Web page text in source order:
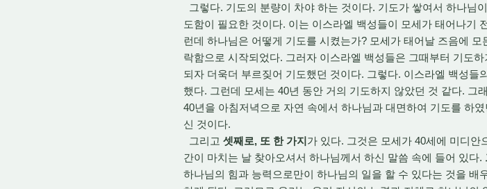
그렇다. 기도의 분량이 차야 하는 것이다. 기도가 쌓여서 하나님
도함이 필요한 것이다. 이는 이스라엘 백성들이 모세가 태어나기
런데 하나님은 어떻게 기도를 시켰는가? 모세가 태어날 즈음에
락함으로 시작되었다. 그러자 이스라엘 백성들은 그때부터 기도
되자 더욱더 부르짖어 기도했던 것이다. 그렇다. 이스라엘 백성
했다. 그런데 모세는 40년 동안 거의 기도하지 않았던 것 같다. 그
40년을 아침저녁으로 자연 속에서 하나님과 대면하여 기도를 하
신 것이다.
그리고 셋째로, 또 한 가지가 있다. 그것은 모세가 40세에 미디안
간이 마치는 날 찾아오셔서 하나님께서 하신 말씀 속에 들어 있다.
하나님의 힘과 능력으로만이 하나님의 일을 할 수 있다는 것을